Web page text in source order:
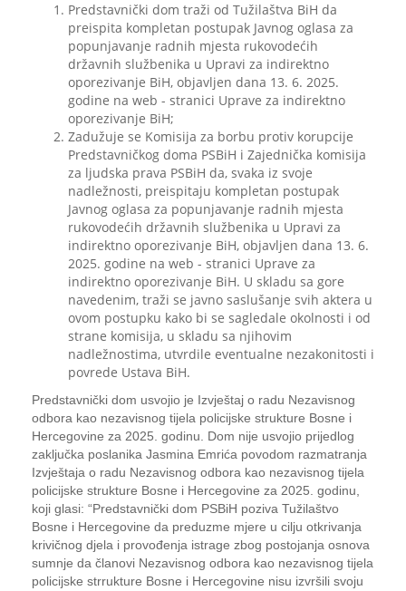
Predstavnički dom traži od Tužilaštva BiH da
preispita kompletan postupak Javnog oglasa za
popunjavanje radnih mjesta rukovodećih
državnih službenika u Upravi za indirektno
oporezivanje BiH, objavljen dana 13. 6. 2025.
godine na web - stranici Uprave za indirektno
oporezivanje BiH;
Zadužuje se Komisija za borbu protiv korupcije
Predstavničkog doma PSBiH i Zajednička komisija
za ljudska prava PSBiH da, svaka iz svoje
nadležnosti, preispitaju kompletan postupak
Javnog oglasa za popunjavanje radnih mjesta
rukovodećih državnih službenika u Upravi za
indirektno oporezivanje BiH, objavljen dana 13. 6.
2025. godine na web - stranici Uprave za
indirektno oporezivanje BiH. U skladu sa gore
navedenim, traži se javno saslušanje svih aktera u
ovom postupku kako bi se sagledale okolnosti i od
strane komisija, u skladu sa njihovim
nadležnostima, utvrdile eventualne nezakonitosti i
povrede Ustava BiH.
Predstavnički dom usvojio je Izvještaj o radu Nezavisnog
odbora kao nezavisnog tijela policijske strukture Bosne i
Hercegovine za 2025. godinu. Dom nije usvojio prijedlog
zaključka poslanika Jasmina Emrića povodom razmatranja
Izvještaja o radu Nezavisnog odbora kao nezavisnog tijela
policijske strukture Bosne i Hercegovine za 2025. godinu,
koji glasi: “Predstavnički dom PSBiH poziva Tužilaštvo
Bosne i Hercegovine da preduzme mjere u cilju otkrivanja
krivičnog djela i provođenja istrage zbog postojanja osnova
sumnje da članovi Nezavisnog odbora kao nezavisnog tijela
policijske strrukture Bosne i Hercegovine nisu izvršili svoju